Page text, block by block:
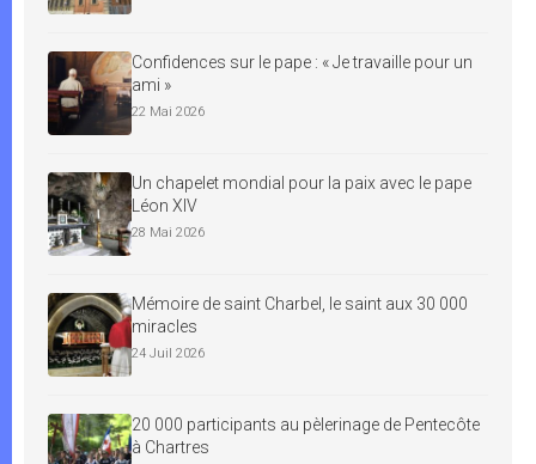
Confidences sur le pape : « Je travaille pour un
ami »
22 Mai 2026
Un chapelet mondial pour la paix avec le pape
Léon XIV
28 Mai 2026
Mémoire de saint Charbel, le saint aux 30 000
miracles
24 Juil 2026
20 000 participants au pèlerinage de Pentecôte
à Chartres